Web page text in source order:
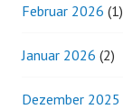
Februar 2026 (1)
Januar 2026 (2)
Dezember 2025